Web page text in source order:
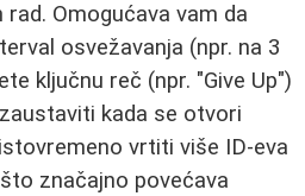
Omogućava vam da
osvežavanja (npr. na 3
ključnu reč (npr. "Give Up")
kada se otvori
vrtiti više ID-eva
značajno povećava